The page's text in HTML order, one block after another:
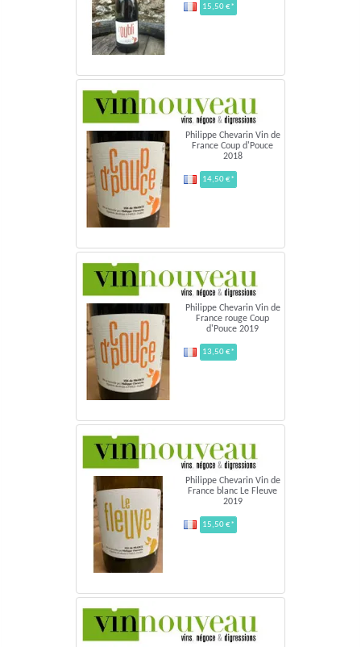
15,50 €*
Philippe Chevarin Vin de
France Coup d'Pouce
2018
14,50 €*
Philippe Chevarin Vin de
France rouge Coup
d'Pouce 2019
13,50 €*
Philippe Chevarin Vin de
France blanc Le Fleuve
2019
15,50 €*